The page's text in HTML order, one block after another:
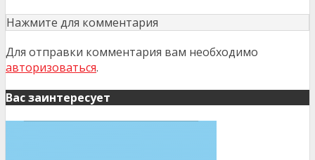
Нажмите для комментария
Для отправки комментария вам необходимо
авторизоваться.
Вас заинтересует